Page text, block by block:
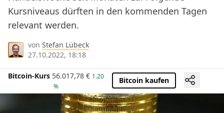
Kursniveaus dürften in den kommenden Tagen
relevant werden.
von Stefan Lübeck
27.10.2022, 18:18
Bitcoin-Kurs 56.017,78 € 1.20
%
Bitcoin kaufen